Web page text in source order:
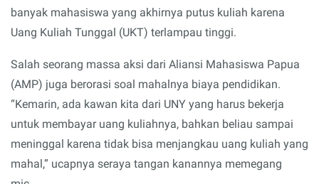
banyak mahasiswa yang akhirnya putus kuliah karena
Uang Kuliah Tunggal (UKT) terlampau tinggi.
Salah seorang massa aksi dari Aliansi Mahasiswa Papua
(AMP) juga berorasi soal mahalnya biaya pendidikan.
“Kemarin, ada kawan kita dari UNY yang harus bekerja
untuk membayar uang kuliahnya, bahkan beliau sampai
meninggal karena tidak bisa menjangkau uang kuliah yang
mahal,” ucapnya seraya tangan kanannya memegang